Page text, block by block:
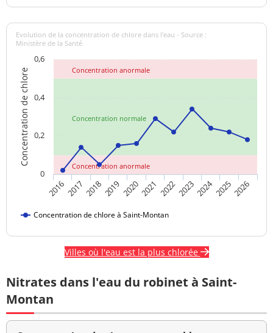
Concentration normale
Concentration anormale
Concentration anormale
Concentration de chlore
Evolution de la concentration de chlore dans l'eau - Source :
Ministère de la Santé
Concentration de chlore à Saint-Montan
20162017 2018201920202021 20222023202420252026
0
0,2
0,4
0,6
Villes où l'eau est la plus chlorée
Nitrates dans l'eau du robinet à Saint-
Montan